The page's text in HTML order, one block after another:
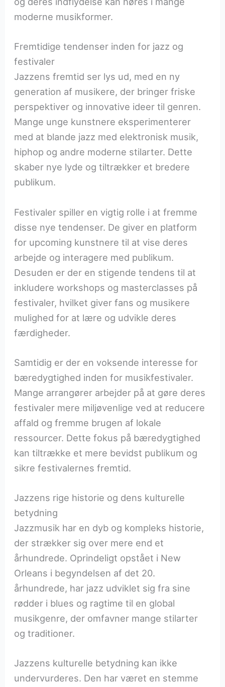
moderne musikformer.
Fremtidige tendenser inden for jazz og
festivaler
Jazzens fremtid ser lys ud, med en ny
generation af musikere, der bringer friske
perspektiver og innovative ideer til genren.
Mange unge kunstnere eksperimenterer
med at blande jazz med elektronisk musik,
hiphop og andre moderne stilarter. Dette
skaber nye lyde og tiltrækker et bredere
publikum.
Festivaler spiller en vigtig rolle i at fremme
disse nye tendenser. De giver en platform
for upcoming kunstnere til at vise deres
arbejde og interagere med publikum.
Desuden er der en stigende tendens til at
inkludere workshops og masterclasses på
festivaler, hvilket giver fans og musikere
mulighed for at lære og udvikle deres
færdigheder.
Samtidig er der en voksende interesse for
bæredygtighed inden for musikfestivaler.
Mange arrangører arbejder på at gøre deres
festivaler mere miljøvenlige ved at reducere
affald og fremme brugen af lokale
ressourcer. Dette fokus på bæredygtighed
kan tiltrække et mere bevidst publikum og
sikre festivalernes fremtid.
Jazzens rige historie og dens kulturelle
betydning
Jazzmusik har en dyb og kompleks historie,
der strækker sig over mere end et
århundrede. Oprindeligt opstået i New
Orleans i begyndelsen af det 20.
århundrede, har jazz udviklet sig fra sine
rødder i blues og ragtime til en global
musikgenre, der omfavner mange stilarter
og traditioner.
Jazzens kulturelle betydning kan ikke
undervurderes. Den har været en stemme